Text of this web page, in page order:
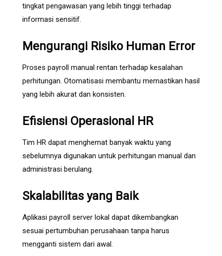
tingkat pengawasan yang lebih tinggi terhadap
informasi sensitif.
Mengurangi Risiko Human Error
Proses payroll manual rentan terhadap kesalahan
perhitungan. Otomatisasi membantu memastikan hasil
yang lebih akurat dan konsisten.
Efisiensi Operasional HR
Tim HR dapat menghemat banyak waktu yang
sebelumnya digunakan untuk perhitungan manual dan
administrasi berulang.
Skalabilitas yang Baik
Aplikasi payroll server lokal dapat dikembangkan
sesuai pertumbuhan perusahaan tanpa harus
mengganti sistem dari awal.